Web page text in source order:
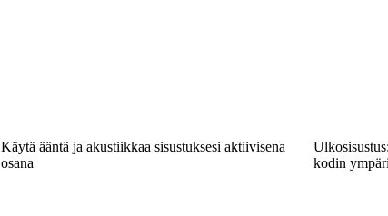
Käytä ääntä ja akustiikkaa sisustuksesi aktiivisena
osana
kodin